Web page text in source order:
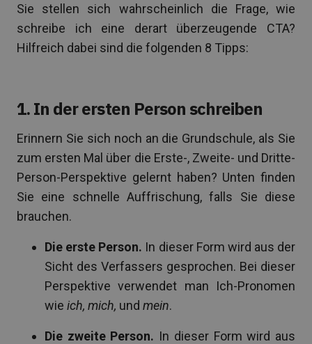
Sie stellen sich wahrscheinlich die Frage, wie
schreibe ich eine derart überzeugende CTA?
Hilfreich dabei sind die folgenden 8 Tipps:
1. In der ersten Person schreiben
Erinnern Sie sich noch an die Grundschule, als Sie
zum ersten Mal über die Erste-, Zweite- und Dritte-
Person-Perspektive gelernt haben? Unten finden
Sie eine schnelle Auffrischung, falls Sie diese
brauchen.
Die erste Person. In dieser Form wird aus der
Sicht des Verfassers gesprochen. Bei dieser
Perspektive verwendet man Ich-Pronomen
wie ich, mich, und mein.
Die zweite Person. In dieser Form wird aus